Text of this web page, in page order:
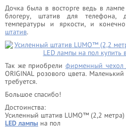
Дочка была в восторге ведь в лампе
блогеру, штатив для телефона,
температуры и яркости, и
штатив.
Так же приобрели фирменный чехол
ORIGINAL розового цвета.
требуется.
Большое спасибо!
Достоинства:
Усиленный штатив LUMO™ (2,2 метра)
LED лампы на пол